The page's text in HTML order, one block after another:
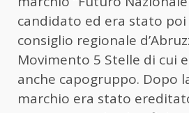
candidato ed era stato
consiglio regionale
Movimento 5 Stelle di cui
anche capogruppo. Dopo
marchio era stato